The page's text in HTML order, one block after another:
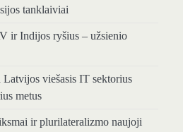
tanklaiviai
ir Indijos ryšius – užsienio
viešasis IT sektorius
metus
ir plurilateralizmo naujoji